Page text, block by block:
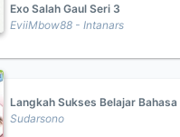
Exo Salah Gaul Seri 3
EviiMbow88 - Intanars
Langkah Sukses Belajar
Sudarsono